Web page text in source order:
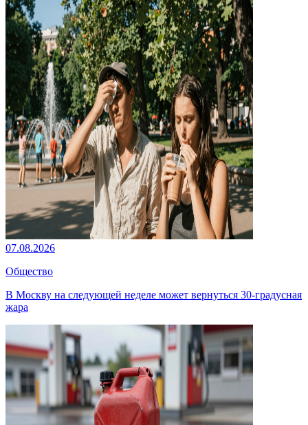
07.08.2026
Общество
В Москву на следующей неделе может вернуться 30-градусная
жара